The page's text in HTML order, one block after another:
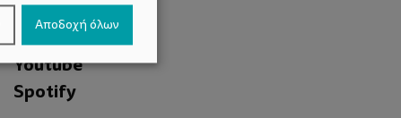
Facebook
Instagram
Youtube
Spotify
Αποδοχή όλων